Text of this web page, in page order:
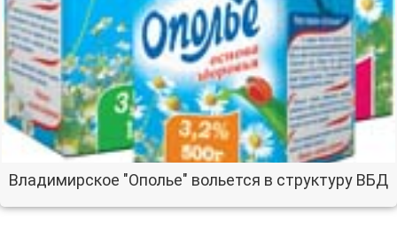
Владимирское "Ополье" вольется в структуру ВБД